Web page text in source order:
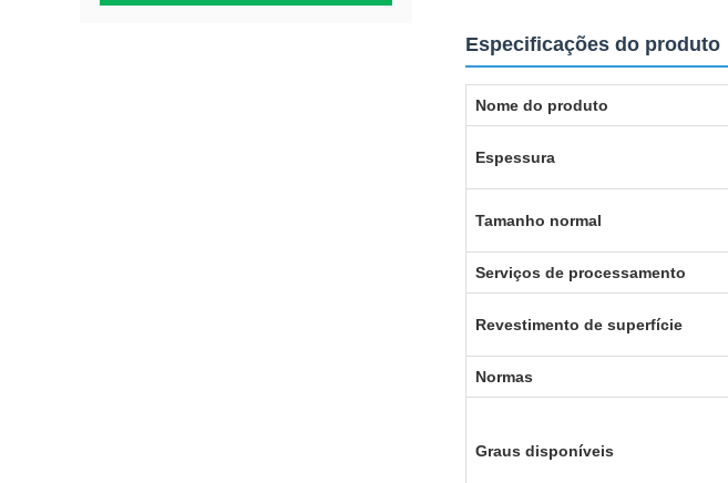
Especificações do produto
Nome do produto
Espessura
Tamanho normal
Serviços de processamento
Revestimento de superfície
Normas
Graus disponíveis